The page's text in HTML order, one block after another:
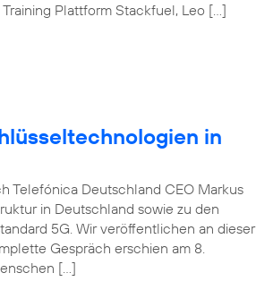
Plattform Stackfuel, Leo […]
in
Telefónica Deutschland CEO Markus
in Deutschland sowie zu den
5G. Wir veröffentlichen an dieser
Gespräch erschien am 8.
[…]